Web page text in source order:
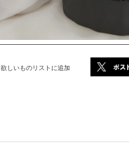
欲しいものリストに追加